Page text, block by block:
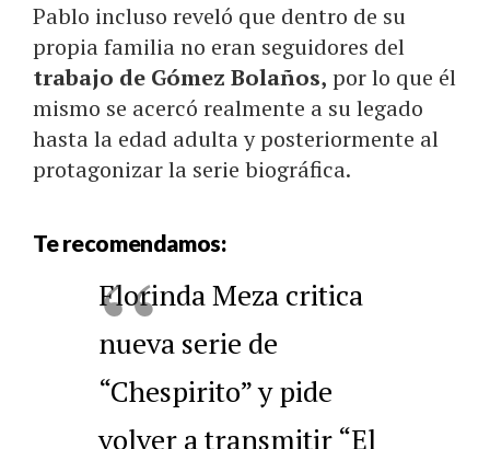
Pablo incluso reveló que dentro de su
propia familia no eran seguidores del
trabajo de Gómez Bolaños, por lo que él
mismo se acercó realmente a su legado
hasta la edad adulta y posteriormente al
protagonizar la serie biográfica.
Te recomendamos:
Florinda Meza critica
nueva serie de
“Chespirito” y pide
volver a transmitir “El